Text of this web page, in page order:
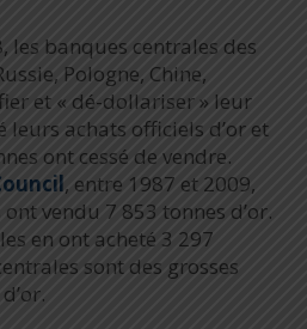
les banques centrales des
Pologne, Chine,
et « dé-dollariser » leur
leurs achats officiels d’or et
ont cessé de vendre.
, entre 1987 et 2009,
vendu 7 853 tonnes d’or.
en ont acheté 3 297
sont des grosses